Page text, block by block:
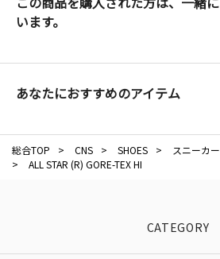
います。
あなたにおすすめのアイテム
総合TOP > CNS > SHOES >
スニーカー
>
ALL STAR (R) GORE-TEX HI
CATEGORY